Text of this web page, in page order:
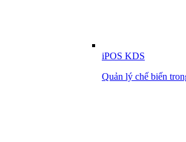
iPOS KDS
Quản lý chế biến